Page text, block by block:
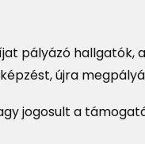
pályázó hallgatók,
újra
jogosult a
application
academic year
2026/2027